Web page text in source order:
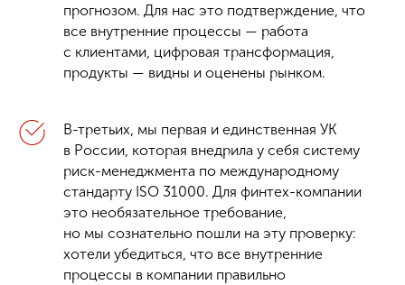
прогнозом. Для нас это подтверждение, что
все внутренние процессы — работа
с клиентами, цифровая трансформация,
продукты — видны и оценены рынком.
В-третьих, мы первая и единственная УК
в России, которая внедрила у себя систему
риск-менеджмента по международному
стандарту ISO 31 000. Для финтех-компании
это необязательное требование,
но мы сознательно пошли на эту проверку:
хотели убедиться, что все внутренние
процессы в компании правильно